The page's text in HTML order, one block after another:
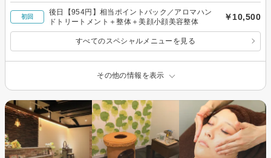
初回
後日【954円】相当ポイントバック／アロマハン
ドトリートメント＋整体＋美顔小顔美容整体
￥10,500
すべてのスペシャルメニューを見る
その他の情報を表示